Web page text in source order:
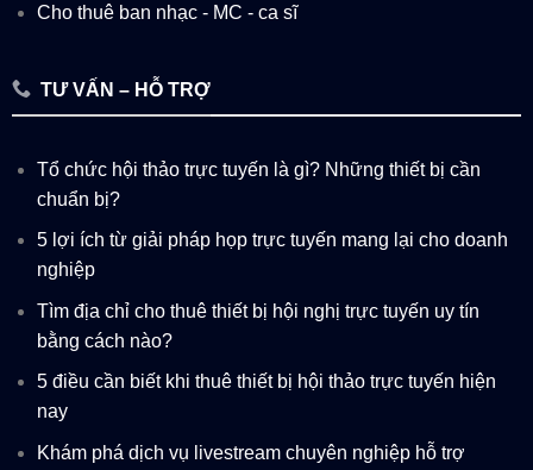
Cho thuê ban nhạc - MC - ca sĩ
TƯ VẤN – HỖ TRỢ
Tổ chức hội thảo trực tuyến là gì? Những thiết bị cần
chuẩn bị?
5 lợi ích từ giải pháp họp trực tuyến mang lại cho doanh
nghiệp
Tìm địa chỉ cho thuê thiết bị hội nghị trực tuyến uy tín
bằng cách nào?
5 điều cần biết khi thuê thiết bị hội thảo trực tuyến hiện
nay
Khám phá dịch vụ livestream chuyên nghiệp hỗ trợ